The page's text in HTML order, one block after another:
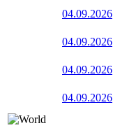
04.09.2026
04.09.2026
04.09.2026
04.09.2026